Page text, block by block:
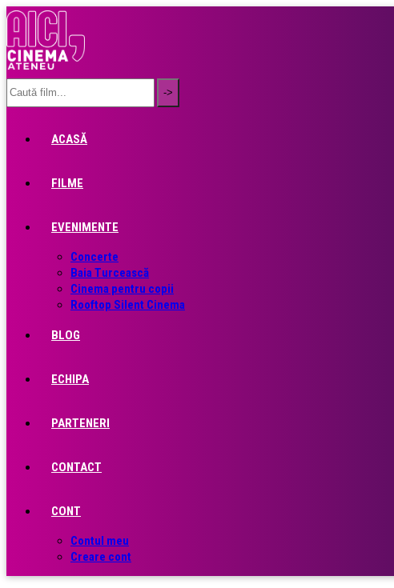
ACASĂ
FILME
EVENIMENTE
Concerte
Baia Turcească
Cinema pentru copii
Rooftop Silent Cinema
BLOG
ECHIPA
PARTENERI
CONTACT
CONT
Contul meu
Creare cont